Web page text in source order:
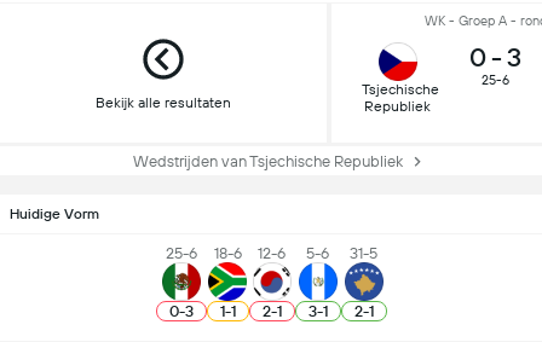
Bekijk alle resultaten
WK - Groep A -
Tsjechische
Republiek
0- 3
25-6
Wedstrijden van Tsjechische Republiek
Huidige Vorm
25-6
0-3
18-6
1-1
12-6
2-1
5-6
3-1
31-5
2-1